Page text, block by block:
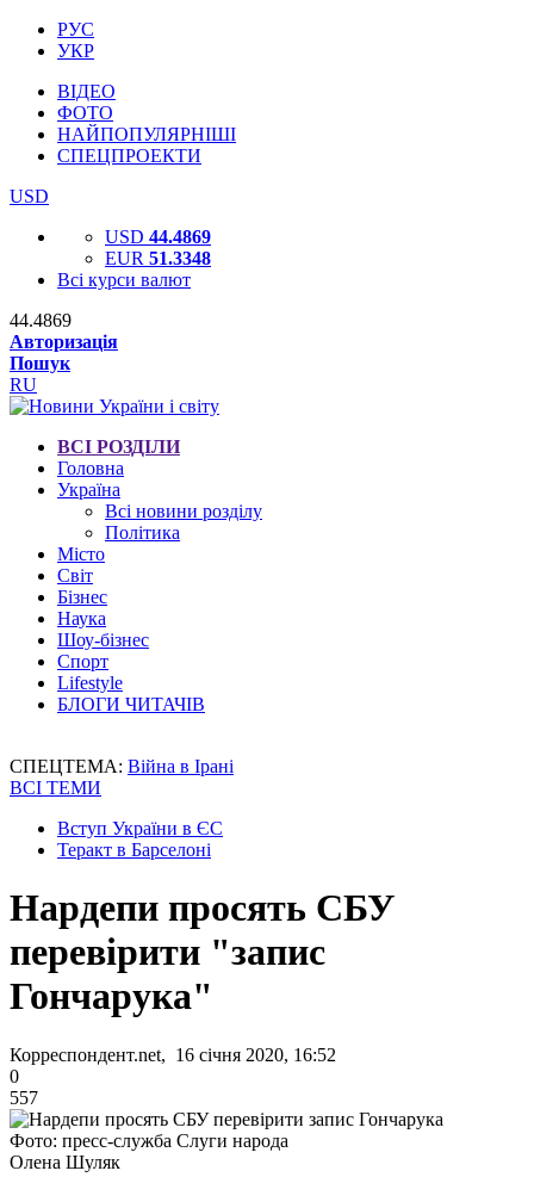
РУС
УКР
ВІДЕО
ФОТО
НАЙПОПУЛЯРНІШІ
СПЕЦПРОЕКТИ
USD
USD 44.4869
EUR 51.3348
Всі курси валют
44.4869
Авторизація
Пошук
RU
ВСІ РОЗДІЛИ
Головна
Україна
Всі новини розділу
Політика
Місто
Світ
Бізнес
Наука
Шоу-бізнес
Спорт
Lifestyle
БЛОГИ ЧИТАЧІВ
СПЕЦТЕМА: Війна в Ірані
ВСІ ТЕМИ
Вступ України в ЄС
Теракт в Барселоні
Нардепи просять СБУ
перевірити "запис
Гончарука"
Корреспондент.net, 16 січня 2020, 16:52
0
557
Фото: пресс-служба Слуги народа
Олена Шуляк